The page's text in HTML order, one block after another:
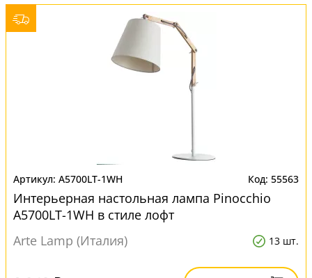
A5700LT-1WH 55563
Интерьерная настольная лампа Pinocchio
A5700LT-1WH в стиле лофт
Arte Lamp (Италия)
13 шт.